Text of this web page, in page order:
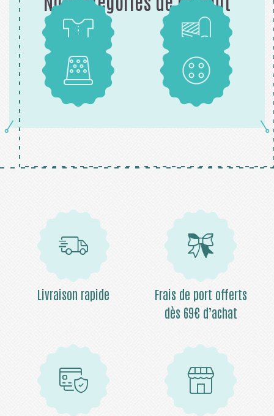
Patrons Tissus
Mercerie Boutons
Livraison rapide
Frais de port offerts
dès 69€ d’achat